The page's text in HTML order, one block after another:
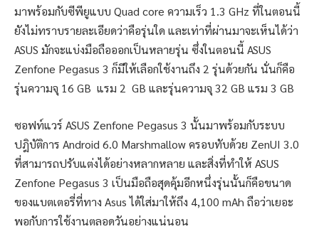
มาพร้อมกับซีพียูแบบ Quad core ความเร็ว 1.3 GHz ที่ในตอนนี้
ยังไม่ทราบรายละเอียดว่าคือรุ่นใด และเท่าที่ผ่านมาจะเห็นได้ว่า
ASUS มักจะแบ่งมือถือออกเป็นหลายรุ่น ซึ่งในตอนนี้ ASUS
Zenfone Pegasus 3 ก็มีให้เลือกใช้งานถึง 2 รุ่นด้วยกัน นั่นก็คือ
รุ่นความจุ 16 GB แรม 2 GB และรุ่นความจุ 32 GB แรม 3 GB
ซอฟท์แวร์ ASUS Zenfone Pegasus 3 นั้นมาพร้อมกับระบบ
ปฎิบัติการ Android 6.0 Marshmallow ครอบทับด้วย ZenUI 3.0
ที่สามารถปรับแต่งได้อย่างหลากหลาย และสิ่งที่ทำให้ ASUS
Zenfone Pegasus 3 เป็นมือถือสุดคุ้มอีกหนึ่งรุ่นนั้นก็คือขนาด
ของแบตเตอรี่ที่ทาง Asus ได้ใส่มาให้ถึง 4,100 mAh ถือว่าเยอะ
พอกับการใช้งานตลอดวันอย่างแน่นอน